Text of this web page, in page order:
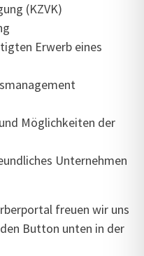
(KZVK)
Erwerb eines
Möglichkeiten der
Unternehmen
freuen wir uns
Button unten in der